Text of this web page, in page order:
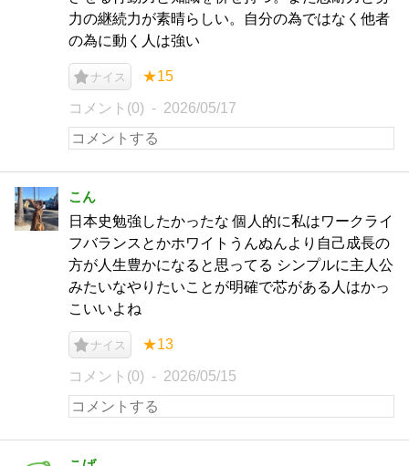
力の継続力が素晴らしい。自分の為ではなく他者
の為に動く人は強い
ナイス ★15
コメント(0) 2026/05/17
こん
日本史勉強したかったな 個人的に私はワークライ
フバランスとかホワイトうんぬんより自己成長の
方が人生豊かになると思ってる シンプルに主人公
みたいなやりたいことが明確で芯がある人はかっ
こいいよね
ナイス ★13
コメント(0) 2026/05/15